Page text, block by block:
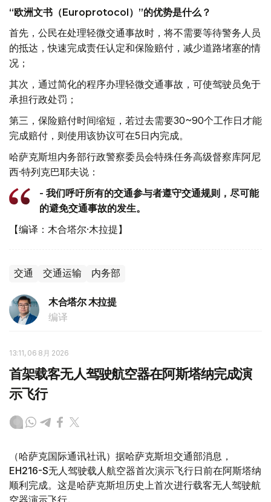
“欧洲文书（Europrotocol）”的优势是什么？
首先，公民在处理轻微交通事故时，将不需要等待警务人员
的抵达，快速完成责任认定和保险赔付，减少道路堵塞的情
况；
其次，通过简化的程序办理轻微交通事故，可使驾驶员免于
承担行政处罚；
第三，保险赔付时间缩短，若过去需要30~90个工作日才能
完成赔付，则使用该协议可在5日内完成。
哈萨克斯坦内务部行政警察委员会特殊任务高级督察库阿尼
西·特列克巴耶夫说：
- 我们呼吁所有的交通参与者遵守交通规则，尽可能
的避免交通事故的发生。
【编译：木合塔尔·木拉提】
交通 交通运输 内务部
木合塔尔 木拉提
编译
13:11, 06 8月 2026
首架载客无人驾驶航空器在阿斯塔纳完成演
示飞行
（哈萨克国际通讯社讯）据哈萨克斯坦交通部消息，
EH216-S无人驾驶载人航空器首次演示飞行日前在阿斯塔纳
顺利完成。这是哈萨克斯坦历史上首次进行载客无人驾驶航
空器演示飞行。